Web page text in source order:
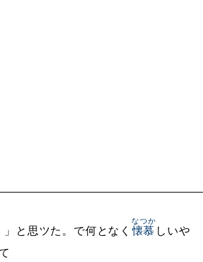
」と思ツた。で何となく 懐慕
なつか
しいや